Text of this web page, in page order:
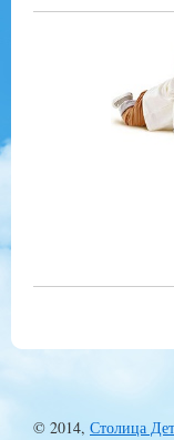
© 2014, Столица